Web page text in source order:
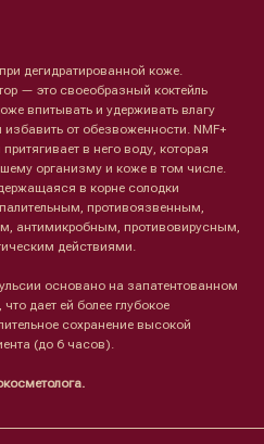
дегидратированной коже.
— это своеобразный коктейль
впитывать и удерживать влагу
от обезвоженности. NMF+
в него воду, которая
организму и коже в том числе.
в корне солодки
противоязвенным,
антимикробным, противовирусным,
действиями.
основано на запатентованном
дает ей более глубокое
сохранение высокой
(до 6 часов).